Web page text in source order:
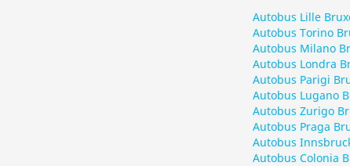
Autobus Lille
Autobus Torino
Autobus Milano
Autobus Londra
Autobus Parigi
Autobus Lugano
Autobus Zurigo
Autobus Praga
Autobus
Autobus Colonia